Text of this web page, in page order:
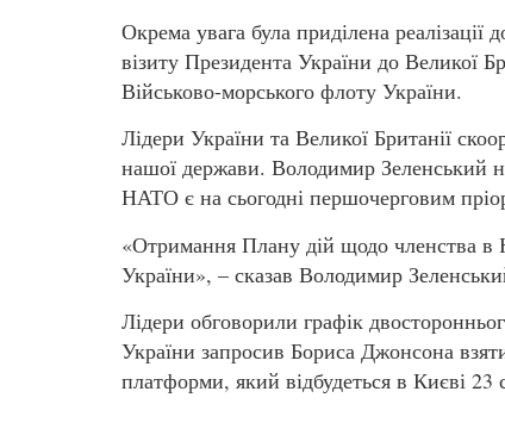
Окрема увага була приділена
візиту Президента України до Великої
Військово-морського флоту України.
Лідери України та Великої Британії
нашої держави. Володимир Зеленський
НАТО є на сьогодні першочерговим
«Отримання Плану дій щодо членства
України», – сказав Володимир
Лідери обговорили графік
України запросив Бориса Джонсона
платформи, який відбудеться в Києві 23